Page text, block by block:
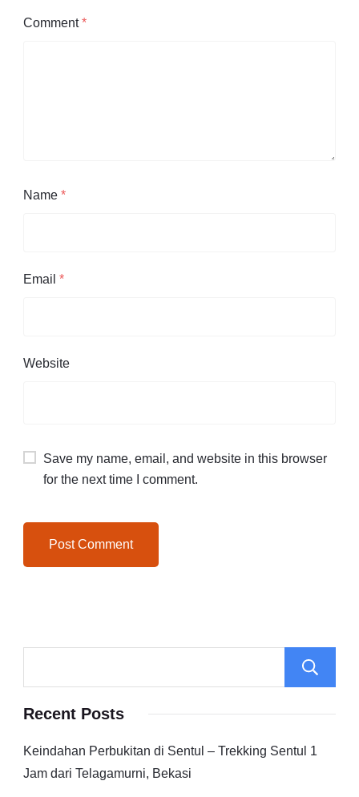
Comment*
Name *
Email *
Website
Save my name, email, and website in this browser
for the next time I comment.
Recent Posts
Keindahan Perbukitan di Sentul – Trekking Sentul 1
Jam dari Telagamurni, Bekasi